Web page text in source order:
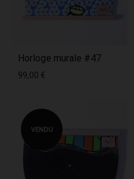
Horloge murale #47
99,00 €
VENDU